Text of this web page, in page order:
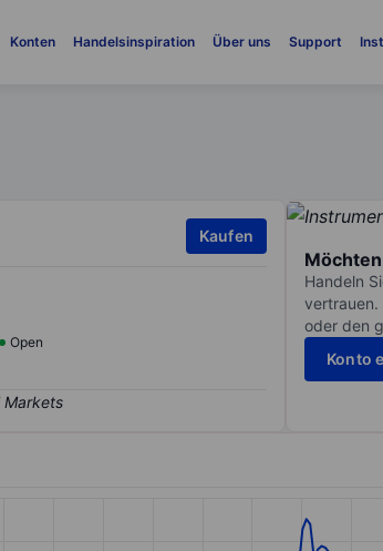
Konten Handelsinspiration Über uns Support
Kaufen
Open
Handeln
vertrauen.
oder den
Konto